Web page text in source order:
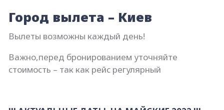
Город вылета – Киев
Вылеты возможны каждый день!
Важно,перед бронированием уточняйте
стоимость – так как рейс регулярный